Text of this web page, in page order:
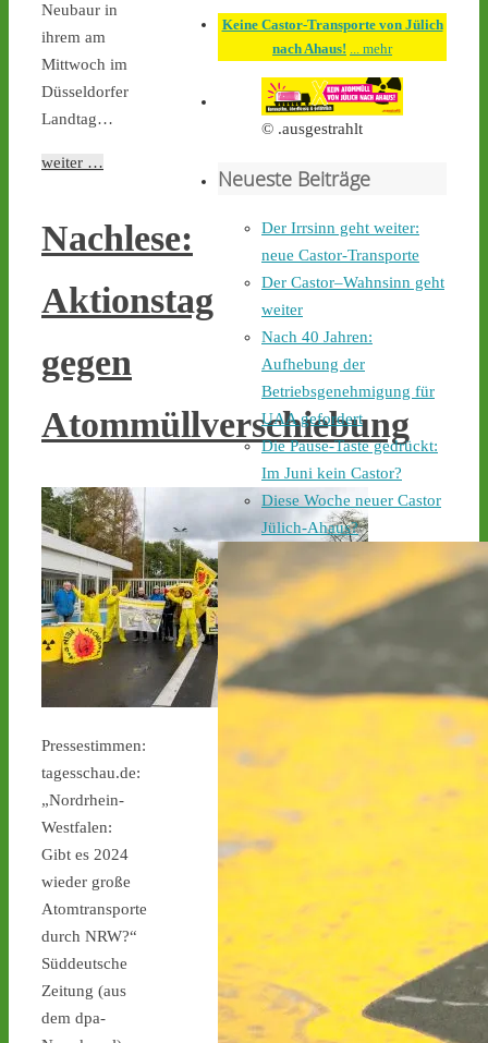
Neubaur in
ihrem am
Mittwoch im
Düsseldorfer
Landtag…
weiter …
Nachlese:
Aktionstag
gegen
Atommüllverschiebung
Pressestimmen:
tagesschau.de:
„Nordrhein-
Westfalen:
Gibt es 2024
wieder große
Atomtransporte
durch NRW?“
Süddeutsche
Zeitung (aus
dem dpa-
Interimsziel, der
Zwischenlagerhalle Ahaus
stoppen.de/ticker/#route
#atommüll #castor
Ticker – Castor
1 1
Castor stoppen!
@castorstoppen.bsky.social
An der Mahnwache in
#Ahaus harren weiterhin
30 Aktivist:innen aus, um
den zwölften
Castortransport mit
castor-stoppen.de/ticker/
#atommüll #castor
castor-stoppen.de
Ticker – Castor
stoppen!
2 4
Castor stoppen!
@castorstoppen.bsky.social
⋅4d
Gegen 0.35 Uhr erreicht
der Castor-Konvoi das
Dreieck Bottrop und fährt
weiter auf die A31, den
letzten Autobahnabschnitt
bis nach Ahaus - castor-
stoppen.de/ticker/
#atommüll #castor
Keine Castor-Transporte von Jülich
nach Ahaus!
... mehr
© .ausgestrahlt
Neueste Beiträge
Der Irrsinn geht weiter:
neue Castor-Transporte
Der Castor–Wahnsinn geht
weiter
Nach 40 Jahren:
Aufhebung der
Betriebsgenehmigung für
UAA gefordert
Die Pause-Taste gedrückt:
Im Juni kein Castor?
Diese Woche neuer Castor
Jülich-Ahaus?